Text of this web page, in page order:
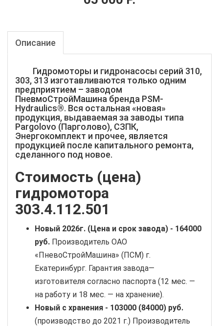
Описание
Гидромоторы и гидронасосы серий 310,
303, 313 изготавливаются только одним
предприятием – заводом
ПневмоСтройМашина бренда PSM-
Hydraulics®. Вся остальная «новая»
продукция, выдаваемая за заводы типа
Pargolovo (Парголово), СЗПК,
Энергокомплект и прочее, является
продукцией после капитального ремонта,
сделанного под новое.
Стоимость (цена)
гидромотора
303.4.112.501
Новый 2026г. (Цена и срок завода) - 164000
руб. Производитель ОАО
«ПневоСтройМашина» (ПСМ) г.
Екатеринбург. Гарантия завода—
изготовителя согласно паспорта (12 мес. —
на работу и 18 мес. — на хранение).
Новый с хранения - 103000 (84000) руб.
(производство до 2021 г.) Производитель